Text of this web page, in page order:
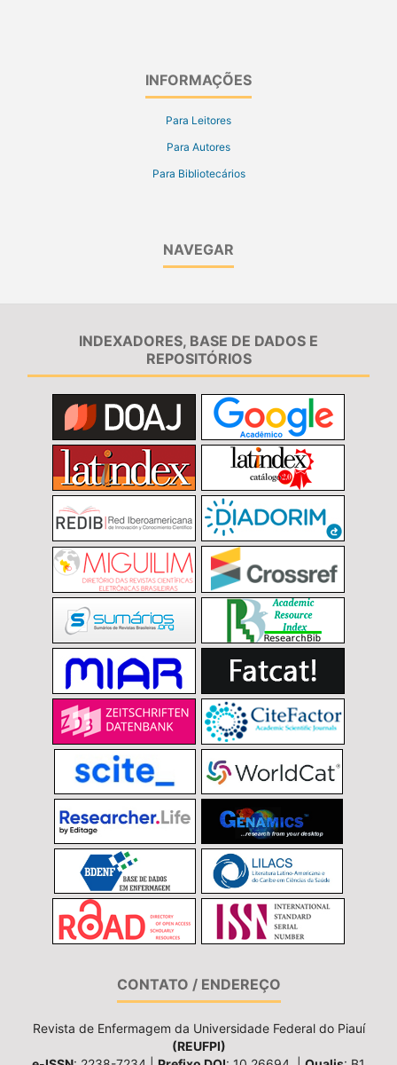
INFORMAÇÕES
Para Leitores
Para Autores
Para Bibliotecários
NAVEGAR
INDEXADORES, BASE DE DADOS E
REPOSITÓRIOS
CONTATO / ENDEREÇO
Revista de Enfermagem da Universidade Federal do Piauí
(REUFPI)